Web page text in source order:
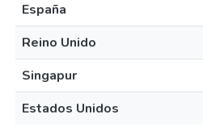
España
Reino Unido
Singapur
Estados Unidos